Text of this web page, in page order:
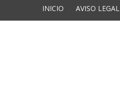
INICIO AVISO LEGAL